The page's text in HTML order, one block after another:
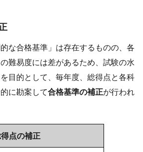
な合格基準」は存在するものの、各
難易度には差があるため、試験の水
目的として、毎年度、総得点と各科
に勘案して合格基準の補正が行われ
点の補正